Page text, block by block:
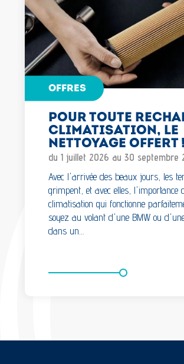
OFFRES
POUR TOUTE
CLIMATISATION, LE
NETTOYAGE OFFERT !
du 1 juillet 2026 au 30 septembre
Avec l'arrivée des beaux jours, les
grimpent, et avec elles, l'importance
climatisation qui fonctionne
soyez au volant d'une BMW ou
dans un…